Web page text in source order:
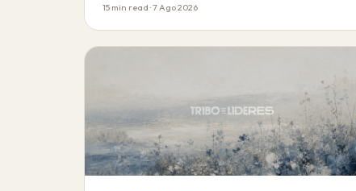
15 min read · 7 Ago 2026